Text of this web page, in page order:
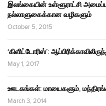
இலங்கையின் உள்ளூராட்சி
நல்லாளுகைக்கான வழிகளும்
October 5, 2015
‘கிளிட்டோரிஸ்’:
May 1, 2017
ஊடகங்கள்: மாயைகளும்,
March 3, 2014